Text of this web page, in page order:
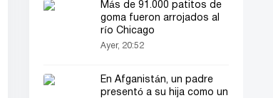
Más de 91.000 patitos de
goma fueron arrojados al
río Chicago
Ayer, 20:52
En Afganistán, un padre
presentó a su hija como un